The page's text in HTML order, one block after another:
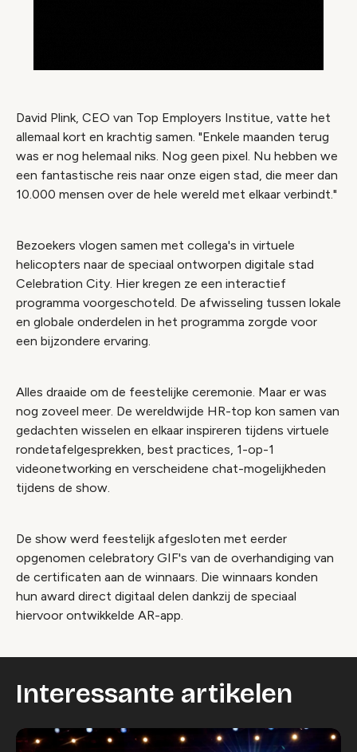
David Plink, CEO van Top Employers Institue, vatte het
allemaal kort en krachtig samen. "Enkele maanden terug
was er nog helemaal niks. Nog geen pixel. Nu hebben we
een fantastische reis naar onze eigen stad, die meer dan
10.000 mensen over de hele wereld met elkaar verbindt."
Bezoekers vlogen samen met collega's in virtuele
helicopters naar de speciaal ontworpen digitale stad
Celebration City. Hier kregen ze een interactief
programma voorgeschoteld. De afwisseling tussen lokale
en globale onderdelen in het programma zorgde voor
een bijzondere ervaring.
Alles draaide om de feestelijke ceremonie. Maar er was
nog zoveel meer. De wereldwijde HR-top kon samen van
gedachten wisselen en elkaar inspireren tijdens virtuele
rondetafelgesprekken, best practices, 1-op-1
videonetworking en verscheidene chat-mogelijkheden
tijdens de show.
De show werd feestelijk afgesloten met eerder
opgenomen celebratory GIF's van de overhandiging van
de certificaten aan de winnaars. Die winnaars konden
hun award direct digitaal delen dankzij de speciaal
hiervoor ontwikkelde AR-app.
Interessante artikelen